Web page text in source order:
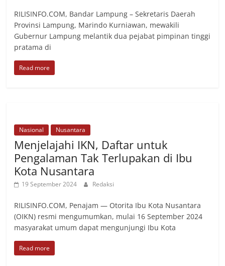
RILISINFO.COM, Bandar Lampung – Sekretaris Daerah
Provinsi Lampung, Marindo Kurniawan, mewakili
Gubernur Lampung melantik dua pejabat pimpinan tinggi
pratama di
Read more
Nasional Nusantara
Menjelajahi IKN, Daftar untuk
Pengalaman Tak Terlupakan di Ibu
Kota Nusantara
19 September 2024 Redaksi
RILISINFO.COM, Penajam — Otorita Ibu Kota Nusantara
(OIKN) resmi mengumumkan, mulai 16 September 2024
masyarakat umum dapat mengunjungi Ibu Kota
Read more